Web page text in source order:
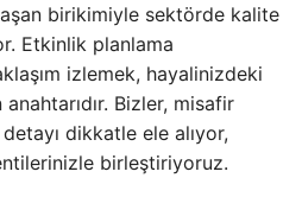
birikimiyle sektörde kalite
Etkinlik planlama
izlemek, hayalinizdeki
Bizler, misafir
dikkatle ele alıyor,
birleştiriyoruz.